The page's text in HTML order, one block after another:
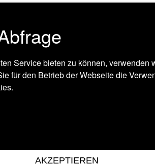
Service bieten zu können, verwenden
für den Betrieb der Webseite die
AKZEPTIEREN